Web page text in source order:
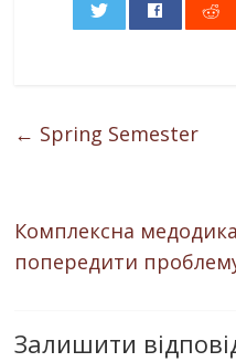
← Spring Semester
Комплексна
попередити
Залишити